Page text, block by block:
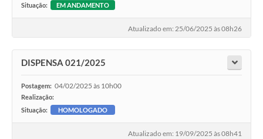
Situação:
EM ANDAMENTO
Atualizado em: 25/06/2025 às 08h26
DISPENSA 021/2025
Postagem: 04/02/2025 às 10h00
Realização:
Situação:
HOMOLOGADO
Atualizado em: 19/09/2025 às 08h41